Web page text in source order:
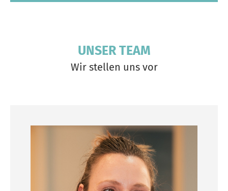
UNSER TEAM
Wir stellen uns vor